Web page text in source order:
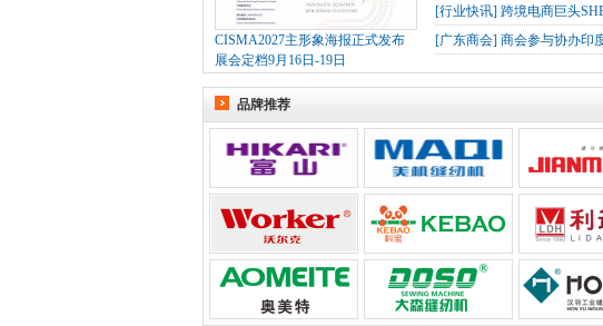
CISMA2027主形象海报正式发布
展会定档9月16日-19日
[行业快讯] 跨境电商巨头
[广东商会] 商会参与协办印
品牌推荐